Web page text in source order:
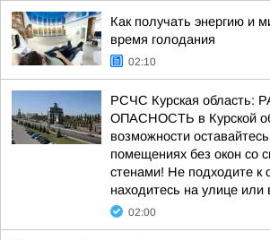
Как получать энергию и
время голодания
02:10
РСЧС Курская область:
ОПАСНОСТЬ в Курской
возможности
помещениях без окон со
стенами! Не подходите к
находитесь на улице или
02:00